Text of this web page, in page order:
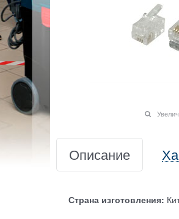
Описание
Страна изготовления: